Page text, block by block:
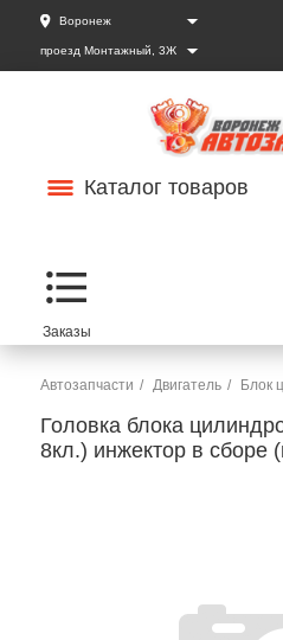
Воронеж
проезд Монтажный, 3Ж
Каталог товаров
Автозапчасти Двигатель Блок
Головка блока
8кл.) инжектор в сборе